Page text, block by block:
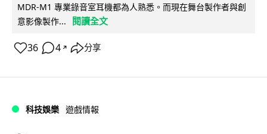
MDR-M1 專業錄音室耳機都為人熟悉。而現在舞台製作者與創
意影像製作...
閱讀全文
36 4 ↗ 分享
科技娛樂 遊戲情報